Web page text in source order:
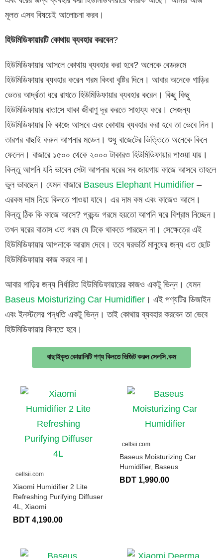
মূলত এসব বিষয়েই আলোচনা করব।
হিউমিডিফায়ারটি কোথায় ব্যবহার করবেন?
হিউমিডিফায়ার আসলে কোথায় ব্যবহার করা হবে? অনেকে বেডরুমে
হিউমিডিফায়ার ব্যবহার করেন গরম কিংবা বৃষ্টির দিনে। আবার অনেকে গাড়ির
ভেতর আর্দ্রতা ধরে রাখতে হিউমিডিফায়ার ব্যবহার করেন। কিছু কিছু
হিউমিডিফায়ার বাতাসে থাকা জীবাণু দূর করতে সাহায্য করে। সেজন্য
হিউমিডিফায়ার কি কাজে আসবে এবং কোথায় ব্যবহার করা হবে তা ভেবে নিন।
তারপর বাছাই করুন আপনার মডেল। শুধু বাজেটের ভিত্তিতে অনেকে কিনে
ফেলেন। বাজারে ১৫০০ থেকে ২০০০ টাকারও হিউমিডিফায়ার পাওয়া যায়।
কিন্তু আপনি যদি ভাবেন সেটা আপনার ঘরের সব জায়গায় কাজে আসবে তাহলে
ভুল ভাবছেন। যেমন বাজারে Baseus Elephant Humidifier –
এরকম দাম দিয়ে কিনতে পাওয়া যাবে। এর দাম কম এবং কাজেও আসে।
কিন্তু ঠিক কি কাজে আসে? প্রচন্ড গরমে হয়তো আপনি ঘরে বিশ্রাম নিচ্ছেন।
তখন ঘরের বাতাস এত গরম যে টিকে থাকতে পারছেন না। সেক্ষেত্রে এই
হিউমিডিফায়ার আপনাকে আরাম দেবে। তবে ঘরভর্তি মানুষের জন্য এত ছোট
হিউমিডিফায়ার কাজ করবে না।
আবার গাড়ির জন্য নির্ধারিত হিউমিডিফায়ারের কাজও একটু ভিন্ন। যেমন
Baseus Moisturizing Car Humidifier । এই পণ্যটির ডিজাইন
এবং ইনস্টলের পদ্ধতি একটু ভিন্ন। তাই কোথায় ব্যবহার করবেন তা ভেবে
হিউমিডিফায়ার কিনতে হবে।
বাছাইকৃত কোয়ালিটি পণ্য কিনতে ভিজিট করুন সেলসি.কম
cellsii.com
Xiaomi Humidifier 2 Lite
Refreshing Purifying Diffuser
4L, Xiaomi
BDT 4,190.00
cellsii.com
Baseus Moisturizing Car
Humidifier, Baseus
BDT 1,990.00